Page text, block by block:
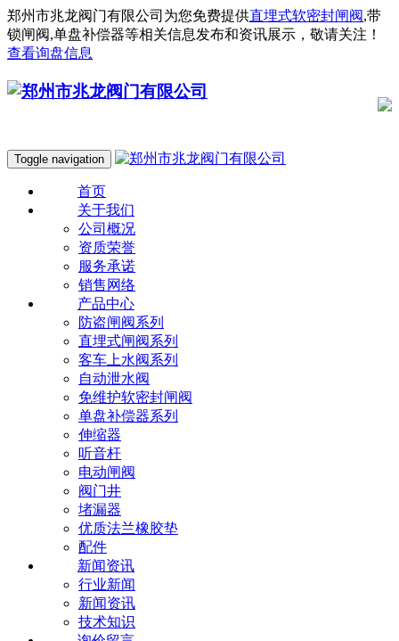
郑州市兆龙阀门有限公司为您免费提供直埋式软密封闸阀,带
锁闸阀,单盘补偿器等相关信息发布和资讯展示，敬请关注！
查看询盘信息
Toggle navigation
首页
关于我们
公司概况
资质荣誉
服务承诺
销售网络
产品中心
防盗闸阀系列
直埋式闸阀系列
客车上水阀系列
自动泄水阀
免维护软密封闸阀
单盘补偿器系列
伸缩器
听音杆
电动闸阀
阀门井
堵漏器
优质法兰橡胶垫
配件
新闻资讯
行业新闻
新闻资讯
技术知识